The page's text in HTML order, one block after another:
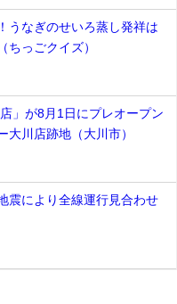
うなぎのせいろ蒸し発祥は
ちっごクイズ）
」が8月1日にプレオープン
大川店跡地（大川市）
震により全線運行見合わせ